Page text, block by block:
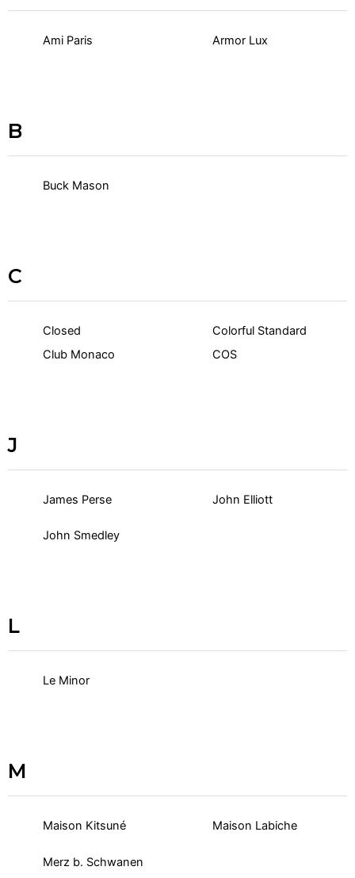
Ami Paris Armor Lux
B
Buck Mason
C
Closed
Club Monaco
Colorful Standard
COS
J
James Perse John Elliott
John Smedley
L
Le Minor
M
Maison Kitsuné Maison Labiche
Merz b. Schwanen